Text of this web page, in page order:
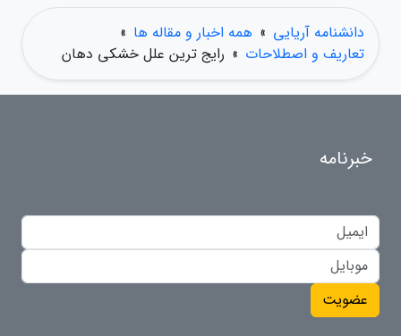
دانشنامه آریایی » همه اخبار و مقاله ها »
تعاریف و اصطلاحات » رایج ترین علل خشکی دهان
خبرنامه
عضویت